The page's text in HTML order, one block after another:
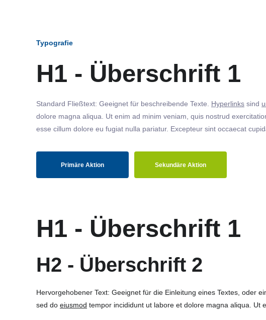
Typografie
H1 - Überschrift 1
Standard Fließtext: Geeignet für beschreibende Texte. Hyperlinks sind
dolore magna aliqua. Ut enim ad minim veniam, quis nostrud
esse cillum dolore eu fugiat nulla pariatur. Excepteur sint occaecat
Primäre Aktion Sekundäre Aktion
H1 - Überschrift 1
H2 - Überschrift 2
Hervorgehobener Text: Geeignet für die Einleitung eines Textes, oder
sed do eiusmod tempor incididunt ut labore et dolore magna aliqua. Ut